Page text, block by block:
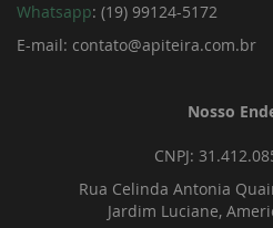
Whatsapp: (19) 99124-5172
E-mail: contato@apiteira.com.br
Nosso
CNPJ:
Rua Celinda Antonia
Jardim Luciane,